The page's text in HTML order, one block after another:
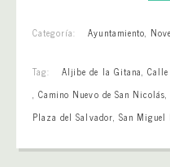
Categoría: Ayuntamiento,
Tag: Aljibe de la Gitana,
,Camino Nuevo de San Nicolás
Plaza del Salvador, San Miguel